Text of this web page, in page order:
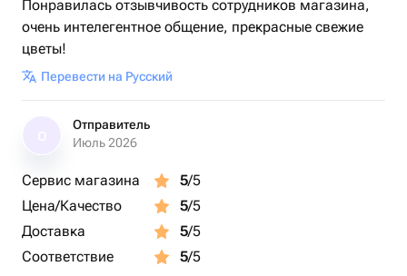
Понравилась отзывчивость сотрудников магазина,
очень интелегентное общение, прекрасные свежие
цветы!
Перевести на Русский
Отправитель
Июль 2026
Сервис магазина 5/5
Цена/Качество
5/5
Доставка
5/5
Соответствие
5/5